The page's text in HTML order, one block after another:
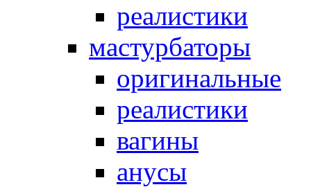
реалистики
мастурбаторы
оригинальные
реалистики
вагины
анусы